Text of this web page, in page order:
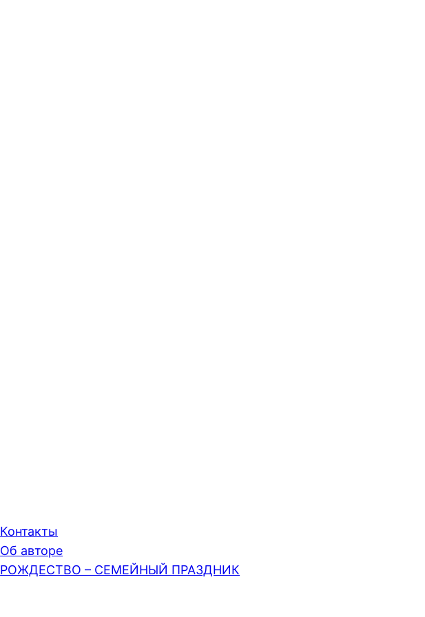
Контакты
Об авторе
РОЖДЕСТВО – СЕМЕЙНЫЙ ПРАЗДНИК